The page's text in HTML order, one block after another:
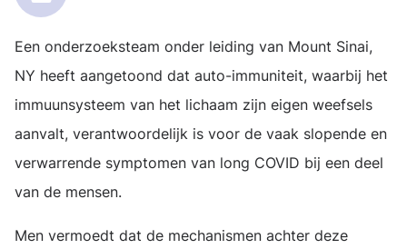
Een onderzoeksteam onder leiding van Mount Sinai,
NY heeft aangetoond dat auto-immuniteit, waarbij het
immuunsysteem van het lichaam zijn eigen weefsels
aanvalt, verantwoordelijk is voor de vaak slopende en
verwarrende symptomen van long COVID bij een deel
van de mensen.
Men vermoedt dat de mechanismen achter deze